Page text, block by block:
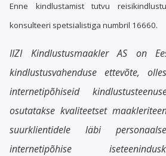
Enne kindlustamist tutvu
konsulteeri spetsialistiga numbril 16660.
IIZI Kindlustusmaakler AS on
kindlustusvahenduse ettevõte,
internetipõhiseid
osutatakse kvaliteetset
suurklientidele läbi
internetipõhise